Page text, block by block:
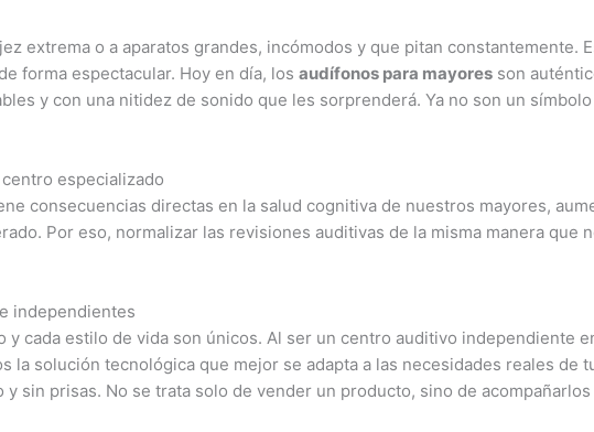
extrema o a aparatos grandes, incómodos y que pitan constantemente.
forma espectacular. Hoy en día, losaudífonos para mayores son
y con una nitidez de sonido que les sorprenderá. Ya no son un
especializado
consecuencias directas en la salud cognitiva de nuestros mayores,
Por eso, normalizar las revisiones auditivas de la misma manera que
independientes
y cada estilo de vida son únicos. Al ser un centro auditivo independiente
la solución tecnológica que mejor se adapta a las necesidades reales de
sin prisas. No se trata solo de vender un producto, sino de